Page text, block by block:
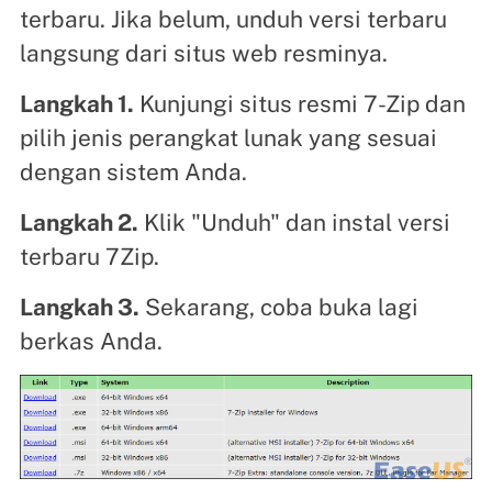
terbaru. Jika belum, unduh versi terbaru
langsung dari situs web resminya.
Langkah 1. Kunjungi situs resmi 7-Zip dan
pilih jenis perangkat lunak yang sesuai
dengan sistem Anda.
Langkah 2. Klik "Unduh" dan instal versi
terbaru 7Zip.
Langkah 3. Sekarang, coba buka lagi
berkas Anda.